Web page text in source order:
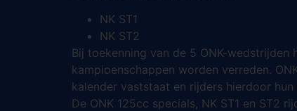
NK ST1
NK ST2
Bij toekenning van de 5 ONK-
kampioenschappen worden verreden.
kalender vaststaat en rijders hierdoor
De ONK 125cc specials, NK ST1 en ST2